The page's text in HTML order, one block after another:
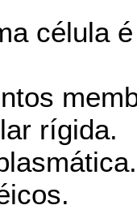
célula
rígida.